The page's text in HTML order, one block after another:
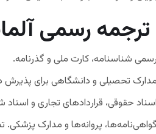
رسمی
شناسنامه، کارت ملی و گذرنامه.
تحصیلی و دانشگاهی برای پذیرش
حقوقی، قراردادهای تجاری و اسناد
پروانه‌ها و مدارک